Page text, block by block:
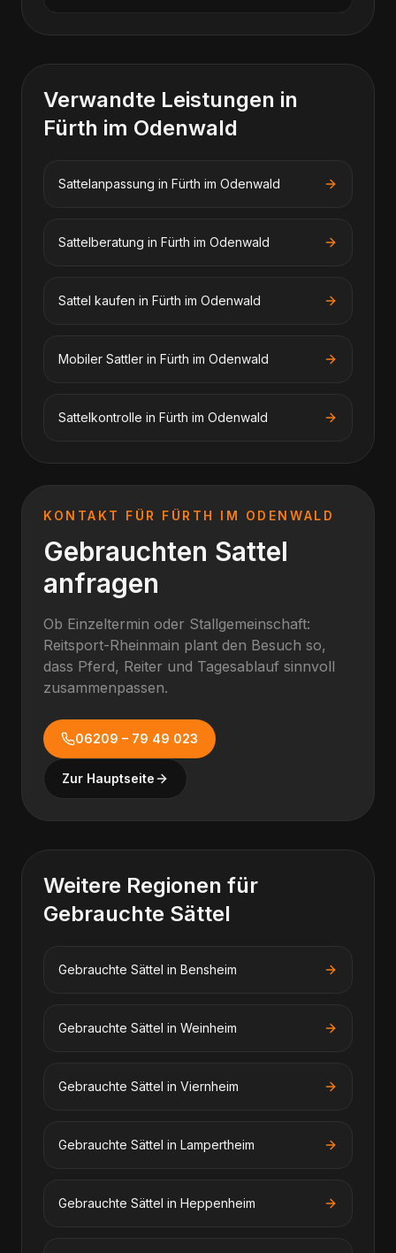
Verwandte Leistungen in
Fürth im Odenwald
Sattelanpassung in Fürth im Odenwald
Sattelberatung in Fürth im Odenwald
Sattel kaufen in Fürth im Odenwald
Mobiler Sattler in Fürth im Odenwald
Sattelkontrolle in Fürth im Odenwald
KONTAKT FÜR FÜRTH IM ODENWALD
Gebrauchten Sattel
anfragen
Ob Einzeltermin oder Stallgemeinschaft:
Reitsport-Rheinmain plant den Besuch so,
dass Pferd, Reiter und Tagesablauf sinnvoll
zusammenpassen.
06209 – 79 49 023
Zur Hauptseite
Weitere Regionen für
Gebrauchte Sättel
Gebrauchte Sättel in Bensheim
Gebrauchte Sättel in Weinheim
Gebrauchte Sättel in Viernheim
Gebrauchte Sättel in Lampertheim
Gebrauchte Sättel in Heppenheim